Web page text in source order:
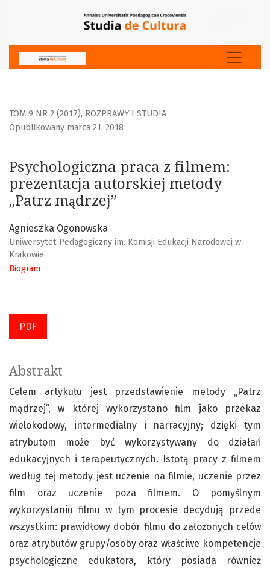
TOM 9 NR 2 (2017), ROZPRAWY I STUDIA
Psychologiczna praca z filmem:
prezentacja autorskiej metody
„Patrz mądrzej”
Opublikowany marca 21, 2018
Agnieszka Ogonowska
Uniwersytet Pedagogiczny im. Komisji Edukacji Narodowej w
Krakowie
Biogram
PDF
Abstrakt
Celem artykułu jest przedstawienie metody „Patrz
mądrzej”, w której wykorzystano film jako przekaz
wielokodowy, intermedialny i narracyjny; dzięki tym
atrybutom może być wykorzystywany do działań
edukacyjnych i terapeutycznych. Istotą pracy z filmem
według tej metody jest uczenie na filmie, uczenie przez
film oraz uczenie poza filmem. O pomyślnym
wykorzystaniu filmu w tym procesie decydują przede
wszystkim: prawidłowy dobór filmu do założonych celów
oraz atrybutów grupy/osoby oraz właściwe kompetencje
psychologiczne edukatora, który posiada również